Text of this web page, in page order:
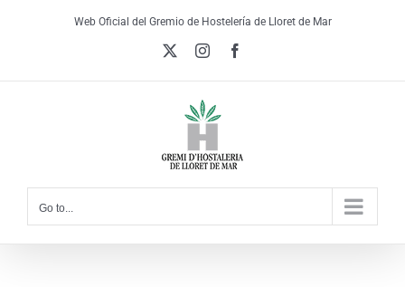
Web Oficial del Gremio de Hostelería de Lloret de Mar
Instagram
Go to...